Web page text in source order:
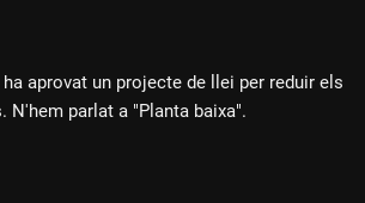
aprovat un projecte de llei per reduir els
N'hem parlat a "Planta baixa".